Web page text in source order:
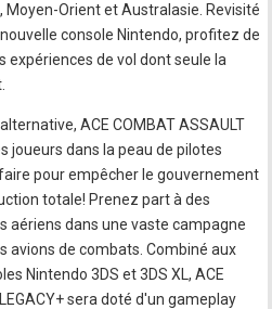
Moyen-Orient et Australasie. Revisité
console Nintendo, profitez de
expériences de vol dont seule la
ACE COMBAT ASSAULT
joueurs dans la peau de pilotes
pour empêcher le gouvernement
totale! Prenez part à des
aériens dans une vaste campagne
avions de combats. Combiné aux
Nintendo 3DS et 3DS XL, ACE
sera doté d'un gameplay